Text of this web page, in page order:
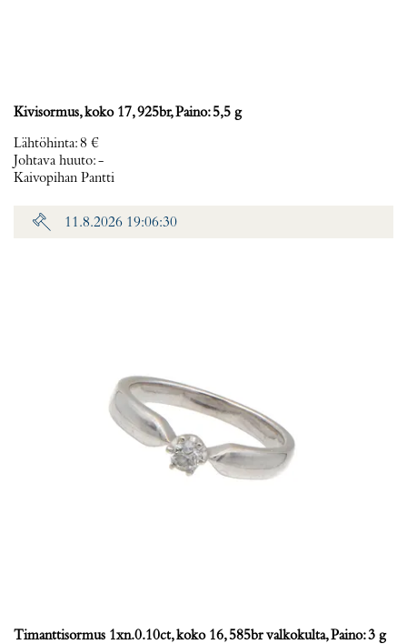
Kivisormus, koko 17, 925br, Paino: 5,5 g
Lähtöhinta:8 €
Johtava huuto:-
Kaivopihan Pantti
11.8.2026 19:06:30
Timanttisormus 1xn.0.10ct, koko 16, 585br valkokulta, Paino: 3 g